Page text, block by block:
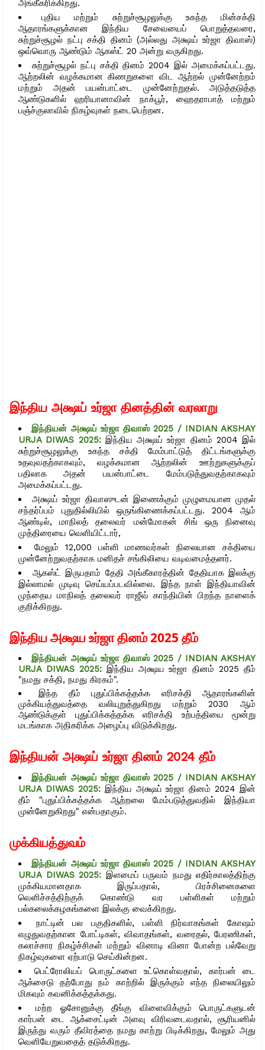
அங்கீகரிக்கிறது.
புதிய மற்றும் சுற்றுச்சூழலுக்கு உகந்த மின்சக்தி
ஆதாரங்களுக்கான இந்திய சேவையைப் பொறுத்தவரை,
சுற்றுச்சூழல் நட்பு சக்தி தினம் (அல்லது அக்ஷய் உர்ஜா திவாஸ்)
ஒவ்வொரு ஆண்டும் ஆகஸ்ட் 20 அன்று வருகிறது.
சுற்றுச்சூழல் நட்பு சக்தி தினம் 2004 இல் அமைக்கப்பட்டது.
ஆற்றலின் வழக்கமான கிணறுகளை விட ஆற்றல் முன்னேற்றம்
மற்றும் அதன் பயன்பாட்டை முன்னேற்றுதல். அடுத்தடுத்த
ஆண்டுகளில் ஹரியானாவின் நாக்பூர், ஹைதராபாத் மற்றும்
பஞ்ச்குலாவில் நிகழ்வுகள் நடைபெற்றன.
இந்திய அக்ஷய் உர்ஜா தினத்தின் வரலாறு
இந்தியன் அக்ஷய் உர்ஜா திவாஸ் 2025 / INDIAN AKSHAY
URJA DIWAS 2025: இந்திய அக்ஷய் உர்ஜா தினம் 2004 இல்
சுற்றுச்சூழலுக்கு உகந்த சக்தி மேம்பாட்டுத் திட்டங்களுக்கு
உதவுவதற்காகவும், வழக்கமான ஆற்றலின் ஊற்றுகளுக்குப்
பதிலாக அதன் பயன்பாட்டை மேம்படுத்துவதற்காகவும்
அமைக்கப்பட்டது.
அக்ஷய் உர்ஜா திவாஸுடன் இணைக்கும் முழுமையான முதல்
சந்தர்ப்பம் புதுதில்லியில் ஒருங்கிணைக்கப்பட்டது. 2004 ஆம்
ஆண்டில், மாநிலத் தலைவர் மன்மோகன் சிங் ஒரு நினைவு
முத்திரையை வெளியிட்டார்,
மேலும் 12,000 பள்ளி மாணவர்கள் நிலையான சக்தியை
முன்னேற்றுவதற்காக மனிதச் சங்கிலியை வடிவமைத்தனர்.
ஆகஸ்ட் இருபதாம் தேதி அங்கீகாரத்தின் தேதியாக இலக்கு
இல்லாமல் முடிவு செய்யப்படவில்லை. இந்த நாள் இந்தியாவின்
முந்தைய மாநிலத் தலைவர் ராஜீவ் காந்தியின் பிறந்த நாளைக்
குறிக்கிறது.
இந்திய அக்ஷய உர்ஜா தினம் 2025 தீம்
இந்தியன் அக்ஷய் உர்ஜா திவாஸ் 2025 / INDIAN AKSHAY
URJA DIWAS 2025: இந்திய அக்ஷய உர்ஜா தினம் 2025 தீம்
"நமது சக்தி, நமது கிரகம்".
இந்த தீம் புதுப்பிக்கத்தக்க எரிசக்தி ஆதாரங்களின்
முக்கியத்துவத்தை வலியுறுத்துகிறது மற்றும் 2030 ஆம்
ஆண்டுக்குள் புதுப்பிக்கத்தக்க எரிசக்தி உற்பத்தியை மூன்று
மடங்காக அதிகரிக்க அழைப்பு விடுக்கிறது.
இந்தியன் அக்ஷய் உர்ஜா தினம் 2024 தீம்
இந்தியன் அக்ஷய் உர்ஜா திவாஸ் 2025 / INDIAN AKSHAY
URJA DIWAS 2025: இந்திய அக்ஷய் உர்ஜா தினம் 2024 இன்
தீம் "புதுப்பிக்கத்தக்க ஆற்றலை மேம்படுத்துவதில் இந்தியா
முன்னேறுகிறது" என்பதாகும்.
முக்கியத்துவம்
இந்தியன் அக்ஷய் உர்ஜா திவாஸ் 2025 / INDIAN AKSHAY
URJA DIWAS 2025: இளமைப் பருவம் நமது எதிர்காலத்திற்கு
முக்கியமானதாக இருப்பதால், பிரச்சினைகளை
வெளிச்சத்திற்குக் கொண்டு வர பள்ளிகள் மற்றும்
பல்கலைக்கழகங்களை இலக்கு வைக்கிறது.
நாட்டின் பல பகுதிகளில், பள்ளி நிர்வாகங்கள் கோஷம்
எழுதுவதற்கான போட்டிகள், விவாதங்கள், வரைதல், பேரணிகள்,
கலாச்சார நிகழ்ச்சிகள் மற்றும் வினாடி வினா போன்ற பல்வேறு
நிகழ்வுகளை ஏற்பாடு செய்கின்றன.
பெட்ரோலியப் பொருட்களை உட்கொள்வதால், கார்பன் டை
ஆக்சைடு தற்போது நம் காற்றில் இருக்கும் எந்த நிலையிலும்
மிகவும் கவனிக்கத்தக்கது.
மற்ற ஓசோனுக்கு தீங்கு விளைவிக்கும் பொருட்களுடன்
கார்பன் டை ஆக்சைட்டின் அளவு விரிவடைவதால், சூரியனில்
இருந்து வரும் தீவிரத்தை நமது காற்று பிடிக்கிறது, மேலும் அது
வெளியேறுவதைத் தடுக்கிறது.